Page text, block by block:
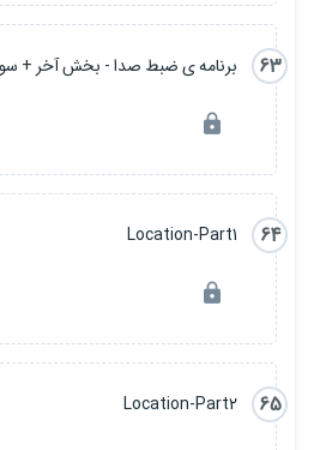
63 برنامه ی ضبط صدا - بخش آخر +
64
Location-Part1
65
Location-Part2